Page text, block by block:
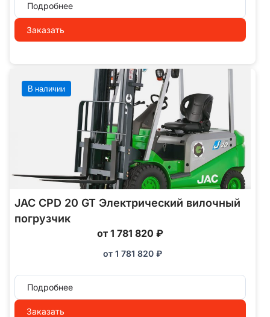
Подробнее
Заказать
В наличии
JAC CPD 20 GT Электрический вилочный
погрузчик
от 1 781 820 ₽
от 1 781 820 ₽
Подробнее
Заказать